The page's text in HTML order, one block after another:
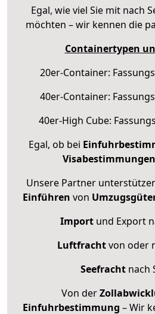
Egal, wie viel Sie mit nach
möchten – wir kennen die
Containertypen
20er-Container:
40er-Container:
40er-High Cube:
Egal, ob bei
Visabestimmungen
Unsere Partner
Einführen von
Import und Export
Luftfrachtvon oder
Seefracht nach
Von der
Einfuhrbestimmung – Wir